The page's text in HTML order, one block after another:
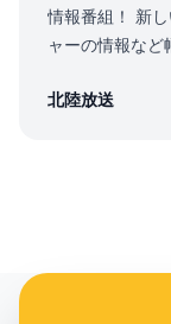
情報番組！ 新
ャーの情報など
介、 プレゼン
北陸放送